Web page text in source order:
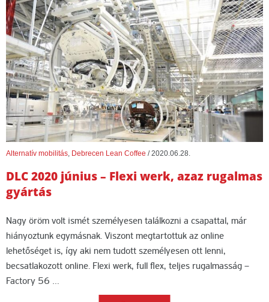
Alternatív mobilitás, Debrecen Lean Coffee /2020.06.28.
DLC 2020 június – Flexi werk, azaz rugalmas
gyártás
Nagy öröm volt ismét személyesen találkozni a csapattal, már
hiányoztunk egymásnak. Viszont megtartottuk az online
lehetőséget is, így aki nem tudott személyesen ott lenni,
becsatlakozott online. Flexi werk, full flex, teljes rugalmasság –
Factory 56 …